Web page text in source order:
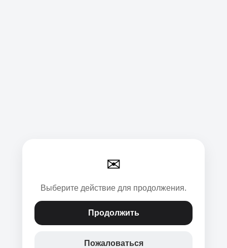
✉
Выберите действие для продолжения.
Продолжить
Пожаловаться